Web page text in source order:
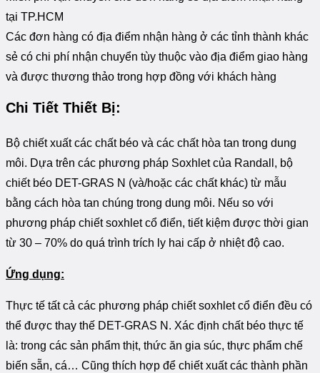
tại TP.HCM
Các đơn hàng có địa điểm nhận hàng ở các tỉnh thành khác
sẻ có chi phí nhận chuyển tùy thuộc vào địa điểm giao hàng
và được thương thảo trong hợp đồng với khách hàng
Chi Tiết Thiết Bị:
Bộ chiết xuất các chất béo và các chất hòa tan trong dung
môi. Dựa trên các phương pháp Soxhlet của Randall, bộ
chiết béo DET-GRAS N (và/hoặc các chất khác) từ mẫu
bằng cách hòa tan chúng trong dung môi. Nếu so với
phương pháp chiết soxhlet cổ điển, tiết kiệm được thời gian
từ 30 – 70% do quá trình trích ly hai cấp ở nhiệt độ cao.
Ứng dụng:
Thực tế tất cả các phương pháp chiết soxhlet cổ điển đều có
thể được thay thế DET-GRAS N. Xác định chất béo thực tế
là: trong các sản phẩm thịt, thức ăn gia súc, thực phẩm chế
biến sẵn, cá… Cũng thích hợp để chiết xuất các thành phần